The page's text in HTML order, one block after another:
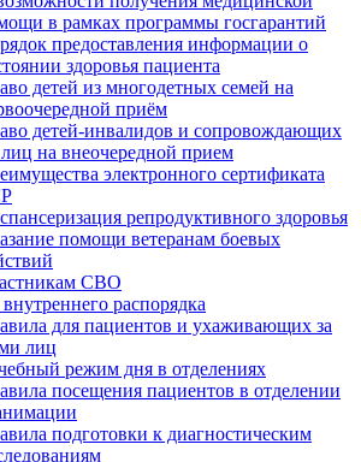
в рамках программы госгарантий
предоставления информации о
здоровья пациента
детей из многодетных семей на
приём
детей-инвалидов и сопровождающих
на внеочередной прием
электронного сертификата
репродуктивного здоровья
помощи ветеранам боевых
СВО
распорядка
для пациентов и ухаживающих за
лиц
режим дня в отделениях
посещения пациентов в отделении
подготовки к диагностическим